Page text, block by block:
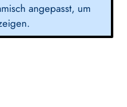
angepasst, um